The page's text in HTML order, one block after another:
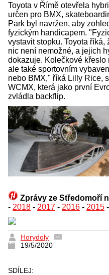
Toyota v Římě otevřela
určen pro BMX,
Park byl navržen, aby
fyzickým handicapem.
vystavit stopku. Toyota
nic není nemožné, a jejich
dokazuje. Kolečkové křeslo
ale také sportovním
nebo BMX," říká Lilly Rice,
WCMX, která jako první
zvládla backflip.
Zprávy ze Středomoří
- 2018 - 2017 - 2016 - 2015 -
Horydoly
19/5/2020
SDÍLEJ: